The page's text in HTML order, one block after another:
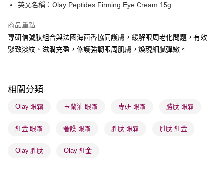
WeChat Pay
BoC Pay
送貨方式
每筆HK$65.00，滿HK$300.00或以上免運費
確認發貨後1-3 工作天送達，訂單將隨機分配至SF順豐速運或京東
每筆HK$65.00，滿HK$300.00或以上免運費
英文名稱：Olay Peptides Firming Eye Cream 15g
商品重點
專研信號肽組合與法國海茴香協同護膚，緩解眼周老化問題，有效
緊致淡紋、滋潤充盈，修護強韌眼周肌膚，煥現細膩彈嫩。
相關分類
Olay 眼霜 玉蘭油 眼霜 專研 眼霜 勝肽 眼霜
紅金 眼霜 奢護 眼霜 胜肽 眼霜 胜肽 紅金
Olay 胜肽 Olay 紅金